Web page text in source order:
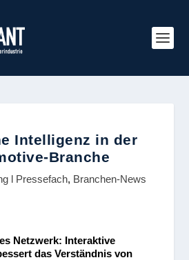
Intelligenz in der
Branche
l Pressefach, Branchen-News
Netzwerk: Interaktive
das Verständnis von